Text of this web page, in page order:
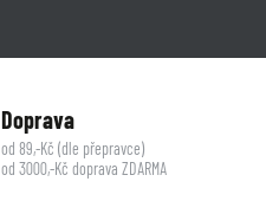
Doprava
od 89,-Kč (dle přepravce)
od 3000,-Kč doprava ZDARMA